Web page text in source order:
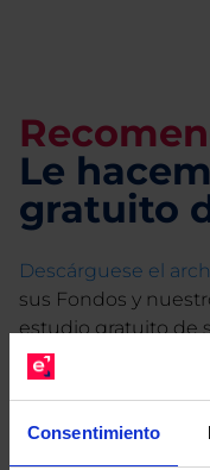
Consentimiento
Le
gratuito
Descárguese el
sus Fondos y
estudio gratuito de
Limpias con las